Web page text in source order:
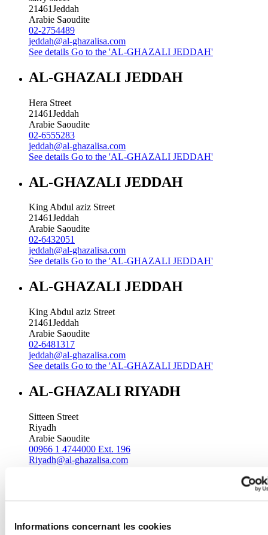
Informations concernant les cookies
21461Jeddah
Arabie Saoudite
02-2754489
jeddah@al-ghazalisa.com
See details Go to the 'AL-GHAZALI JEDDAH'
AL-GHAZALI JEDDAH
Hera Street
21461Jeddah
Arabie Saoudite
02-6555283
jeddah@al-ghazalisa.com
See details Go to the 'AL-GHAZALI JEDDAH'
AL-GHAZALI JEDDAH
King Abdul aziz Street
21461Jeddah
Arabie Saoudite
02-6432051
jeddah@al-ghazalisa.com
See details Go to the 'AL-GHAZALI JEDDAH'
AL-GHAZALI JEDDAH
King Abdul aziz Street
21461Jeddah
Arabie Saoudite
02-6481317
jeddah@al-ghazalisa.com
See details Go to the 'AL-GHAZALI JEDDAH'
AL-GHAZALI RIYADH
Sitteen Street
Riyadh
Arabie Saoudite
00966 1 4744000 Ext. 196
Riyadh@al-ghazalisa.com
Batha
Riyadh